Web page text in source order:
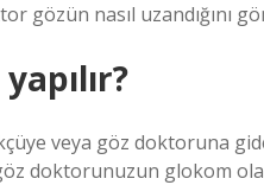
gözün nasıl uzandığını
veya göz doktoruna
doktorunuzun glokom